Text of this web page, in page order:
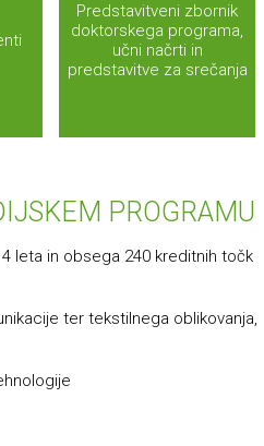
Predstavitveni zbornik
doktorskega programa,
učni načrti in
predstavitve za srečanja
PROGRAMU
leta in obsega 240 kreditnih točk
ter tekstilnega oblikovanja,